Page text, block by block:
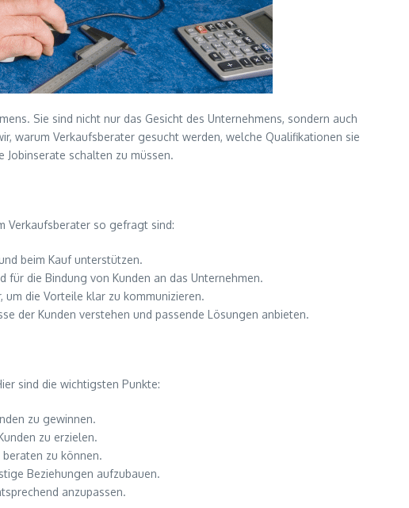
Sie sind nicht nur das Gesicht des Unternehmens, sondern auch
warum Verkaufsberater gesucht werden, welche Qualifikationen sie
schalten zu müssen.
Verkaufsberater so gefragt sind:
beim Kauf unterstützen.
die Bindung von Kunden an das Unternehmen.
die Vorteile klar zu kommunizieren.
der Kunden verstehen und passende Lösungen anbieten.
sind die wichtigsten Punkte:
zu gewinnen.
zu erzielen.
zu können.
Beziehungen aufzubauen.
anzupassen.